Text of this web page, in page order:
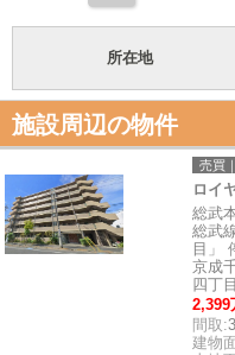
所在地
施設周辺の物件
売買
ロイ
総武
総武
目」
京成
四丁
2,399
間取:
建物